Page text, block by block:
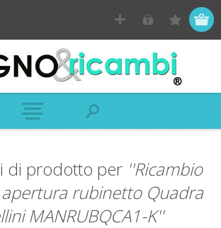
di prodotto per Ricambio
rubinetto Quadra
MANRUBQCA1-K